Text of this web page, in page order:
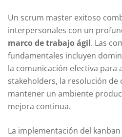
Un scrum master exitoso
interpersonales con un
marco de trabajo ágil. Las
fundamentales incluyen
la comunicación efectiva para
stakeholders, la resolución de
mantener un ambiente
mejora continua.
La implementación del